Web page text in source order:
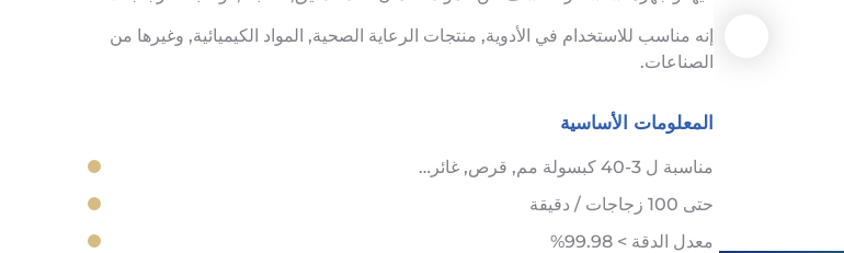
إنه مناسب للاستخدام في الأدوية, منتجات الرعاية الصحية, المواد الكيميائية, وغيرها من
الصناعات.
المعلومات الأساسية
مناسبة ل 3-40 كبسولة مم, قرص, غائر…
حتى 100 زجاجات / دقيقة
معدل الدقة > 99.98%